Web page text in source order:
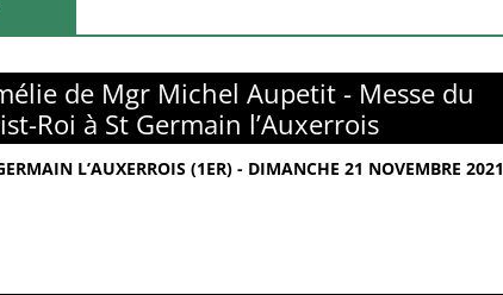
de Mgr Michel Aupetit - Messe du
Roi à St Germain l’Auxerrois
L’AUXERROIS (1ER) - DIMANCHE 21 NOVEMBRE 2021